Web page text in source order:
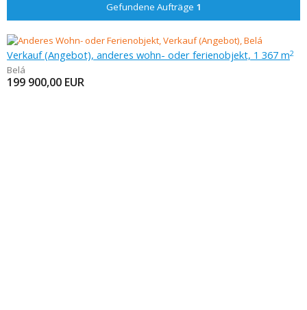
Gefundene Aufträge 1
Verkauf (Angebot), anderes wohn- oder ferienobjekt, 1 367 m2
Belá
199 900,00 EUR